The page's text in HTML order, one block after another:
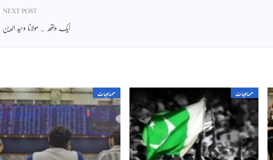
NEXT POST
ایک واقعہ ۔ مولانا وحید الدین
سماجیات سماجیات